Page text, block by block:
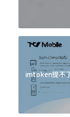
imtoken提不